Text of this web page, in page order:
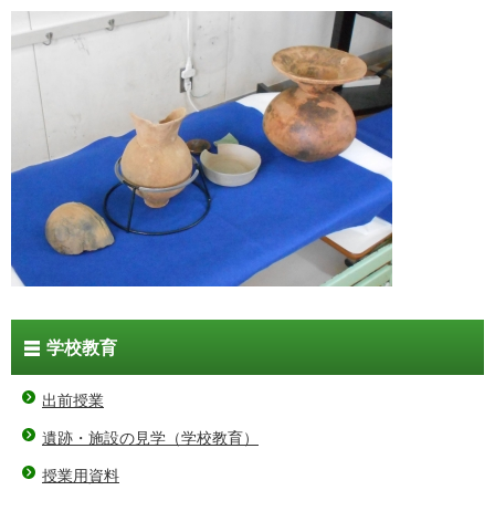
学校教育
出前授業
遺跡・施設の見学（学校教育）
授業用資料